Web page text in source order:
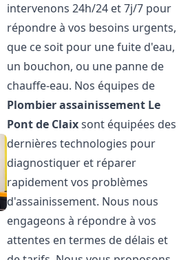
intervenons 24h/24 et 7j/7 pour
répondre à vos besoins urgents,
que ce soit pour une fuite d'eau,
un bouchon, ou une panne de
chauffe-eau. Nos équipes de
Plombier assainissement Le
Pont de Claixsont équipées des
dernières technologies pour
diagnostiquer et réparer
rapidement vos problèmes
d'assainissement. Nous nous
engageons à répondre à vos
attentes en termes de délais et